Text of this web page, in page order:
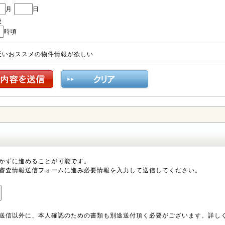
月
日
時頃
おススメの物件情報が欲しい
ずに進めることが可能です。
査情報送信フォームに進み必要情報を入力して送信してください。
以外に、本人確認のための書類も別途送付頂く必要がございます。詳し